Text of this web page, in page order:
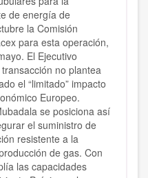
de energía de
la Comisión
para esta operación,
El Ejecutivo
no plantea
el “limitado” impacto
Europeo.
se posiciona así
el suministro de
resistente a la
de gas. Con
las capacidades